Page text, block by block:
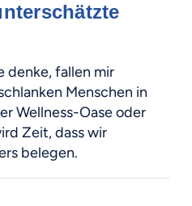
denke, fallen mir
Menschen in
Wellness-Oase oder
Zeit, dass wir
belegen.